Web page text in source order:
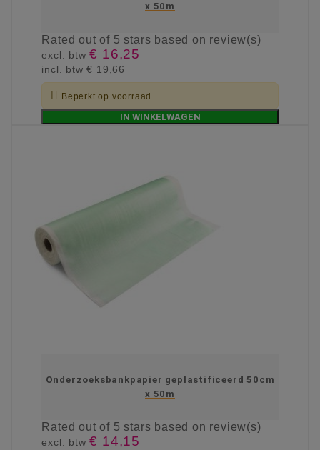
x 50m
Ratedout of 5 stars based on review(s)
excl. btw€ 16,25
incl. btw€ 19,66
 Beperkt op voorraad
IN WINKELWAGEN
Onderzoeksbankpapier geplastificeerd 50cm
x 50m
Ratedout of 5 stars based on review(s)
excl. btw€ 14,15